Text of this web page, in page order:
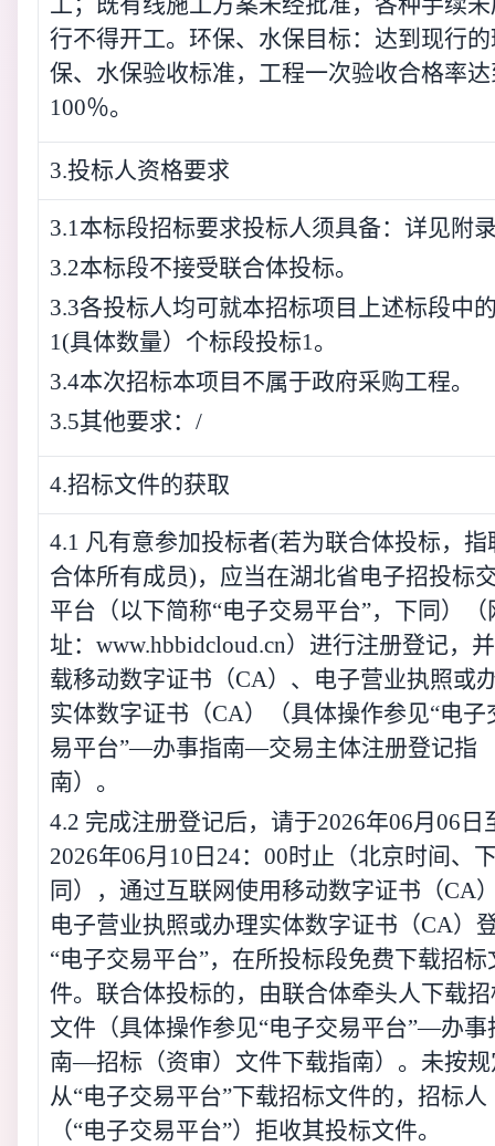
行不得开工。环保、水保目标：达到现行
保、水保验收标准，工程一次验收合格率
100％。
3.投标人资格要求
3.1本标段招标要求投标人须具备：详见附
3.2本标段不接受联合体投标。
3.3各投标人均可就本招标项目上述标段中
1(具体数量）个标段投标1。
3.4本次招标本项目不属于政府采购工程。
3.5其他要求：/
4.招标文件的获取
4.1 凡有意参加投标者(若为联合体投标，指
合体所有成员)，应当在湖北省电子招投标
平台（以下简称“电子交易平台”，下同）（
址：www.hbbidcloud.cn）进行注册登记，
载移动数字证书（CA）、电子营业执照或
实体数字证书（CA）（具体操作参见“电子
易平台”—办事指南—交易主体注册登记指
南）。
4.2 完成注册登记后，请于2026年06月06日
2026年06月10日24：00时止（北京时间、
同），通过互联网使用移动数字证书（CA
电子营业执照或办理实体数字证书（CA）
“电子交易平台”，在所投标段免费下载招标
件。联合体投标的，由联合体牵头人下载
文件（具体操作参见“电子交易平台”—办事
南—招标（资审）文件下载指南）。未按规
从“电子交易平台”下载招标文件的，招标人
（“电子交易平台”）拒收其投标文件。